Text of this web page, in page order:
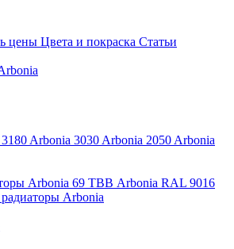
цены Цвета и покраска Статьи
Arbonia 3030 Arbonia 2050 Arbonia
Arbonia 69 ТВВ Arbonia RAL 9016
Arbonia